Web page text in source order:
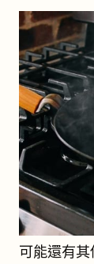
可能還有